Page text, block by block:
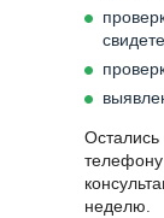
неделю.